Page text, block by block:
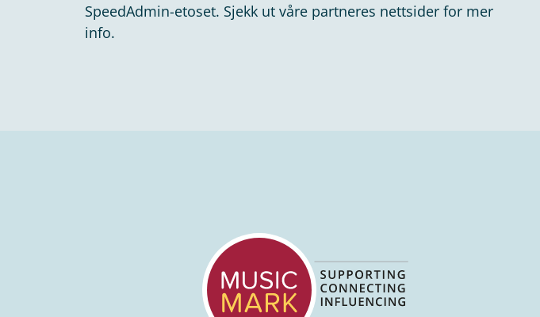
SpeedAdmin-etoset. Sjekk ut våre partneres nettsider for mer
info.